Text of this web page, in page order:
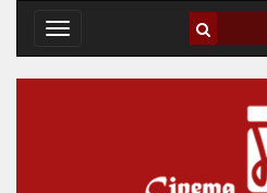
Toggle